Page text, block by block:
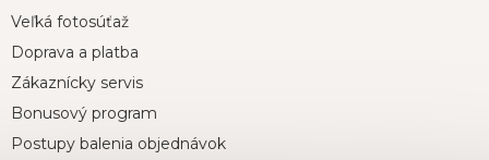
Veľká fotosúťaž
Doprava a platba
Zákaznícky servis
Bonusový program
Postupy balenia objednávok